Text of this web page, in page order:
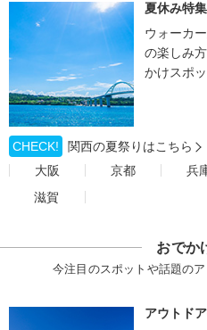
夏休み特
ウォーカ
の楽しみ
かけスポ
CHECK!
関西の夏祭りはこちら
大阪
京都 兵
滋賀
おでか
今注目のスポットや話題の
アウトド